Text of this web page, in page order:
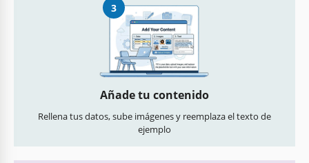
3
Añade tu contenido
Rellena tus datos, sube imágenes y reemplaza el texto de
ejemplo